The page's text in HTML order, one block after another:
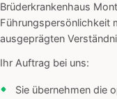
Brüderkrankenhaus
Führungspersönlichkeit
ausgeprägten
Ihr Auftrag bei uns:
Sie übernehmen die